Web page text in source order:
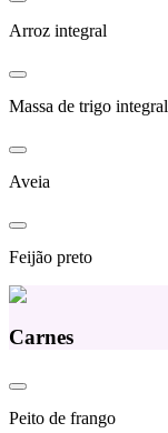
Arroz integral
Massa de trigo integral
Aveia
Feijão preto
Carnes
Peito de frango